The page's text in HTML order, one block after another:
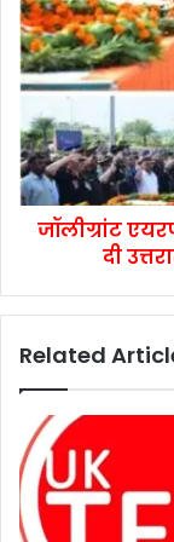
जॉलीग्रांट
दी
Related